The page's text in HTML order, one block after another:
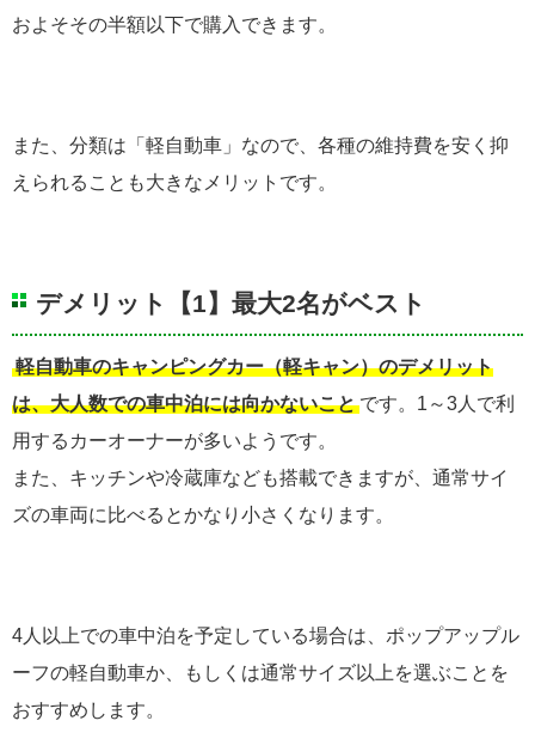
およそその半額以下で購入できます。
また、分類は「軽自動車」なので、各種の維持費を安く抑
えられることも大きなメリットです。
デメリット【1】最大2名がベスト
軽自動車のキャンピングカー（軽キャン）のデメリット
は、大人数での車中泊には向かないこと です。1～3人で利
用するカーオーナーが多いようです。
また、キッチンや冷蔵庫なども搭載できますが、通常サイ
ズの車両に比べるとかなり小さくなります。
4人以上での車中泊を予定している場合は、ポップアップル
ーフの軽自動車か、もしくは通常サイズ以上を選ぶことを
おすすめします。